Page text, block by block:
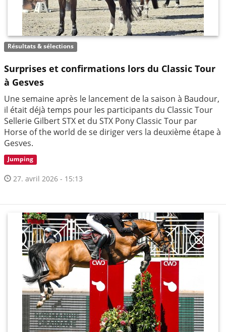
Résultats & sélections
Surprises et confirmations lors du Classic Tour
à Gesves
Une semaine après le lancement de la saison à Baudour,
il était déjà temps pour les participants du Classic Tour
Sellerie Gilbert STX et du STX Pony Classic Tour par
Horse of the world de se diriger vers la deuxième étape à
Gesves.
Jumping
27. avril 2026 - 15:13